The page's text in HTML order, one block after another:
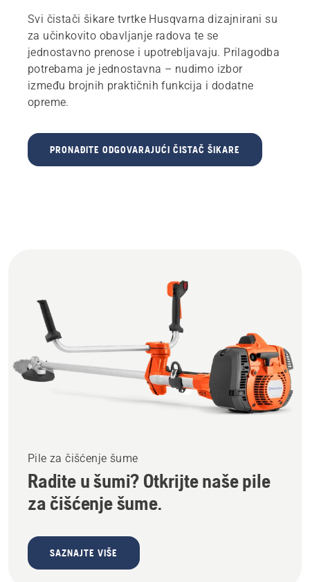
Svi čistači šikare tvrtke Husqvarna dizajnirani su
za učinkovito obavljanje radova te se
jednostavno prenose i upotrebljavaju. Prilagodba
potrebama je jednostavna – nudimo izbor
između brojnih praktičnih funkcija i dodatne
opreme.
PRONAĐITE ODGOVARAJUĆI ČISTAČ ŠIKARE
Pile za čišćenje šume
Radite u šumi? Otkrijte naše pile
za čišćenje šume.
SAZNAJTE VIŠE